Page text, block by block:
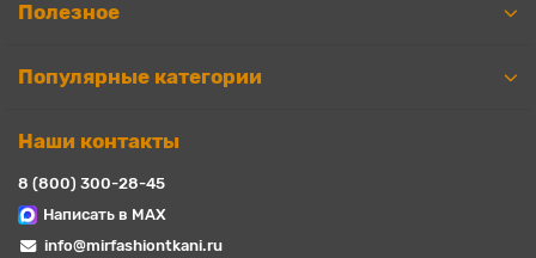
Полезное
Популярные категории
Наши контакты
8 (800) 300-28-45
Написать в MAX
info@mirfashiontkani.ru